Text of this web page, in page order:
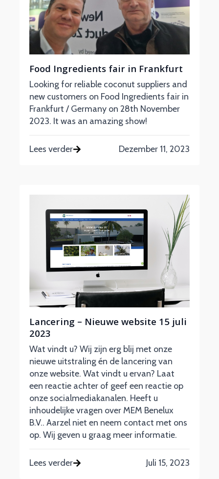
Food Ingredients fair in Frankfurt
Looking for reliable coconut suppliers and
new customers on Food Ingredients fair in
Frankfurt / Germany on 28th November
2023. It was an amazing show!
Lees verder Dezember 11, 2023
Lancering – Nieuwe website 15 juli
2023
Wat vindt u? Wij zijn erg blij met onze
nieuwe uitstraling én de lancering van
onze website. Wat vindt u ervan? Laat
een reactie achter of geef een reactie op
onze socialmediakanalen. Heeft u
inhoudelijke vragen over MEM Benelux
B.V.. Aarzel niet en neem contact met ons
op. Wij geven u graag meer informatie.
Lees verder Juli 15, 2023